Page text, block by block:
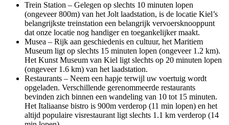
Trein Station – Gelegen op slechts 10 minuten lopen
(ongeveer 800m) van het Jolt laadstation, is de locatie Kiel’s
belangrijkste treinstation een belangrijk vervoersknooppunt
dat onze locatie nog handiger en toegankelijker maakt.
Musea – Rijk aan geschiedenis en cultuur, het Maritiem
Museum ligt op slechts 15 minuten lopen (ongeveer 1.2 km).
Het Kunst Museum van Kiel ligt slechts op 20 minuten lopen
(ongeveer 1.6 km) van het laadstation.
Restaurants – Neem een hapje terwijl uw voertuig wordt
opgeladen. Verschillende gerenommeerde restaurants
bevinden zich binnen een wandeling van 10 tot 15 minuten.
Het Italiaanse bistro is 900m verderop (11 min lopen) en het
altijd populaire visrestaurant ligt slechts 1.1 km verderop (14